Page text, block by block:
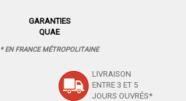
GARANTIES
QUAE
* EN FRANCE MÉTROPOLITAINE
LIVRAISON
ENTRE 3 ET 5
JOURS OUVRÉS*